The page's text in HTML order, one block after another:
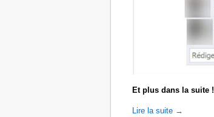
Et plus dans la suite !
Lire la suite →